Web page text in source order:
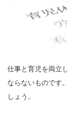
仕事と育児を両立
ならないものです
しょう。